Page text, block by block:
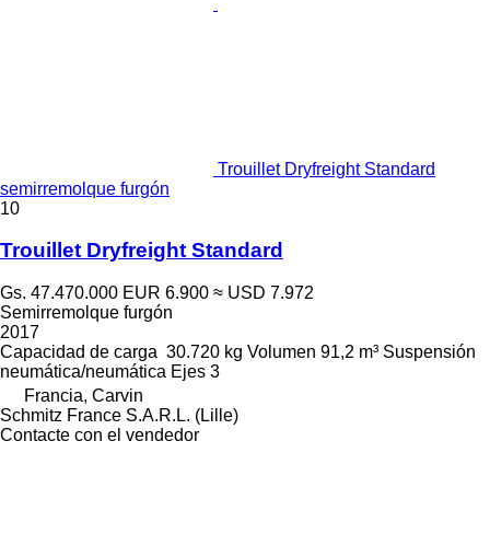
Trouillet Dryfreight Standard
semirremolque furgón
10
Trouillet Dryfreight Standard
Gs. 47.470.000 EUR 6.900 ≈ USD 7.972
Semirremolque furgón
2017
Capacidad de carga 30.720 kg Volumen 91,2 m³ Suspensión
neumática/neumática Ejes 3
Francia, Carvin
Schmitz France S.A.R.L. (Lille)
Contacte con el vendedor